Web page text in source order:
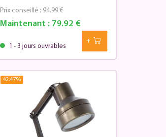
Maintenant :79.92 €
Prix conseillé : 94.99 €
1 - 3 jours ouvrables
42.47%